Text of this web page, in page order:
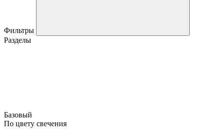
Фильтры
Разделы
Базовый
По цвету свечения